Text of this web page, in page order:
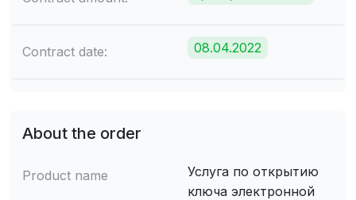
Contract date: 08.04.2022
About the order
Product name
Услуга по открытию
ключа электронной